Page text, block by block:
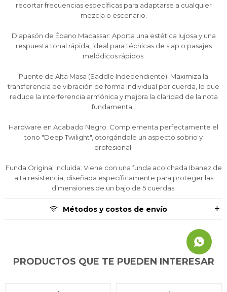
recortar frecuencias específicas para adaptarse a cualquier
mezcla o escenario.
Diapasón de Ébano Macassar: Aporta una estética lujosa y una
respuesta tonal rápida, ideal para técnicas de slap o pasajes
melódicos rápidos.
Puente de Alta Masa (Saddle Independiente): Maximiza la
transferencia de vibración de forma individual por cuerda, lo que
reduce la interferencia armónica y mejora la claridad de la nota
fundamental.
Hardware en Acabado Negro: Complementa perfectamente el
tono "Deep Twilight", otorgándole un aspecto sobrio y
profesional.
Funda Original Incluida: Viene con una funda acolchada Ibanez de
alta resistencia, diseñada específicamente para proteger las
dimensiones de un bajo de 5 cuerdas.
Métodos y costos de envío
PRODUCTOS QUE TE PUEDEN INTERESAR
Continuar
Continuar
Continuar